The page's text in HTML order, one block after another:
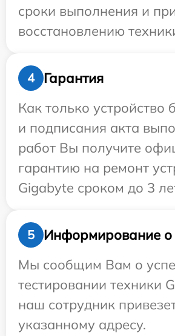
сроки выполнения и
восстановлению
4
Гарантия
Как только устройство
и подписания акта
работ Вы получите
гарантию на ремонт
Gigabyte сроком до 3
5
Информирование о
Мы сообщим Вам о
тестировании техники
наш сотрудник
указанному адресу.